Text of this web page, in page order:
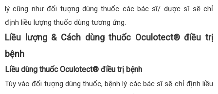
lý cũng như đối tượng dùng thuốc các bác sĩ/ dược sĩ sẽ chỉ
định liều lượng thuốc dùng tương ứng.
Liều lượng & Cách dùng thuốc Oculotect® điều trị
bệnh
Liều dùng thuốc Oculotect® điều trị bệnh
Tùy vào đối tượng dùng thuốc, bệnh lý các bác sĩ sẽ chỉ định liều